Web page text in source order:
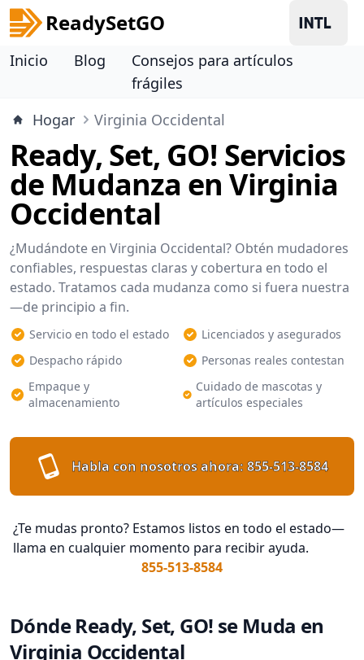
ReadySetGO
Inicio Blog
Consejos para artículos
frágiles
Hogar
Virginia Occidental
Ready, Set, GO! Servicios
de Mudanza en Virginia
Occidental
¿Mudándote en Virginia Occidental? Obtén mudadores
confiables, respuestas claras y cobertura en todo el
estado. Tratamos cada mudanza como si fuera nuestra
—de principio a fin.
Servicio en todo el estado
Licenciados y asegurados
Despacho rápido
Personas reales contestan
Empaque y
almacenamiento
Cuidado de mascotas y
artículos especiales
Habla con nosotros ahora: 855-513-8584
¿Te mudas pronto? Estamos listos en todo el estado—
llama en cualquier momento para recibir ayuda.
855-513-8584
Dónde Ready, Set, GO! se Muda en
Virginia Occidental